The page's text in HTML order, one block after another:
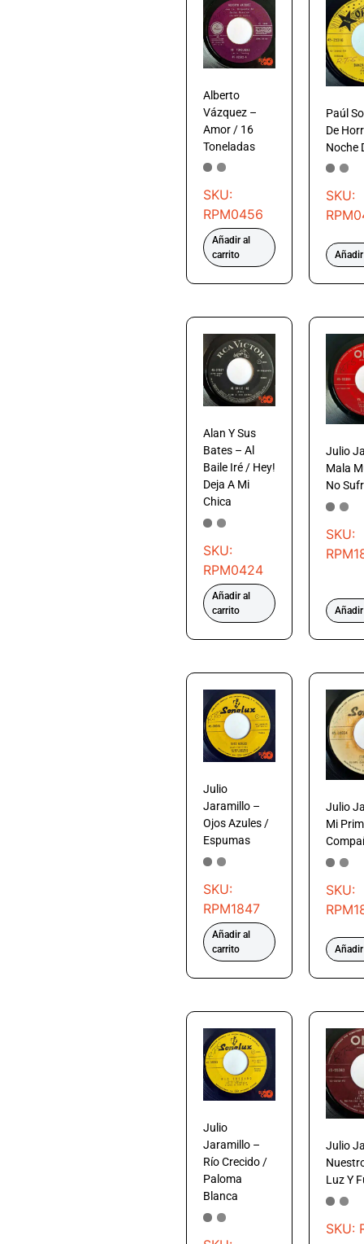
Alberto
Vázquez –
Amor / 16
Toneladas
SKU:
RPM0456
Añadir al
carrito
Paúl
De
Noche
SKU:
Alan Y Sus
Bates – Al
Baile Iré / Hey!
Deja A Mi
Chica
SKU:
RPM0424
Añadir al
carrito
Julio
Mala
No
SKU:
Julio
Jaramillo –
Ojos Azules /
Espumas
SKU:
RPM1847
Añadir al
carrito
Julio
Mi
SKU:
Julio
Jaramillo –
Río Crecido /
Paloma
Blanca
Julio
Luz Y
SKU: